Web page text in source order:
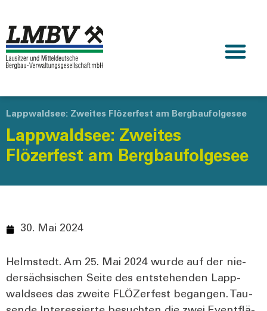
Lappwaldsee: Zweites Flözerfest am Bergbaufolgesee
Lappwaldsee: Zweites
Flözerfest am Bergbaufolgesee
30. Mai 2024
Helm­stedt. Am 25. Mai 2024 wur­de auf der nie­
der­säch­si­schen Sei­te des ent­ste­hen­den Lapp­
wald­sees das zwei­te FLÖ­Ze­r­fest began­gen. Tau­